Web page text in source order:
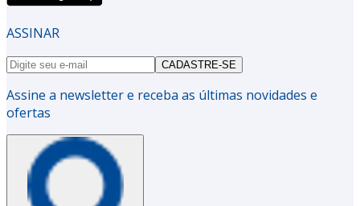
ASSINAR
CADASTRE-SE
Assine a newsletter e receba as últimas novidades e
ofertas